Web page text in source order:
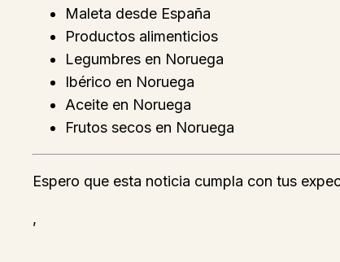
Maleta desde España
Productos alimenticios
Legumbres en Noruega
Ibérico en Noruega
Aceite en Noruega
Frutos secos en Noruega
Espero que esta noticia cumpla con tus
,